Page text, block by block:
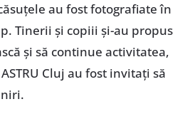
au fost fotografiate în
Tinerii şi copiii şi-au propus
şi să continue activitatea,
Cluj au fost invitaţi să